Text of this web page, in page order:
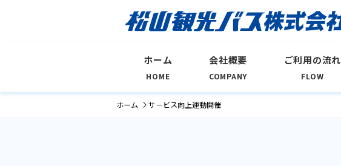
ホーム
HOME
会社概要
COMPANY
ご利用の流れ
FLOW
ホーム サ－ビス向上運動開催